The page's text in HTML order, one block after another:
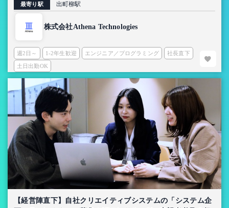
最寄り駅 出町柳駅
株式会社Athena Technologies
週2日～ 1-2年生歓迎 エンジニア／プログラミング 社長直下
土日出勤OK
【経営陣直下】自社クリエイティブシステムの「システム企